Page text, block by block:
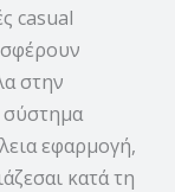
casual
στην
εφαρμογή,
κατά τη